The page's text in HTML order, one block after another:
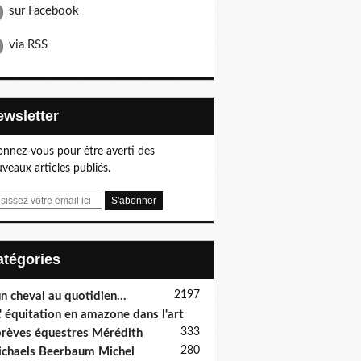
sur Facebook
via RSS
vous pour être averti des
articles publiés.
cheval au quotidien... 2197
équitation en amazone dans l'art
333
équestres Mérédith
Beerbaum Michel
280